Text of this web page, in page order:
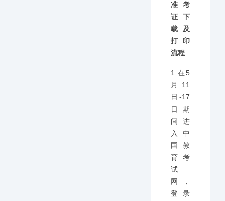
准考
证下
载及
打印
流程
1.在5
月11
日-17
日期
间进
入中
国教
育考
试
网，
登录